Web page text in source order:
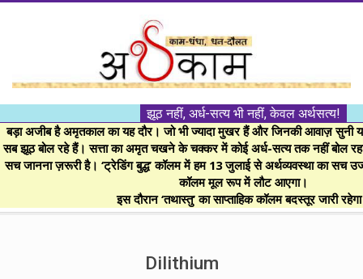
।।
अर्थकाम।।
BE
FINANCIALLY
झूठ नहीं, अर्ध-सत्य भी नहीं, केवल अर्थसत्य!
बड़ा अजीब है अमृतकाल का यह दौर। जो भी ज्यादा मुखर हैं और जिनकी आवाज़ सुनी
सब झूठ बोल रहे हैं। सत्ता का अमृत चखने के चक्कर में कोई अर्ध-सत्य तक नहीं बोल
सच जानना ज़रूरी है। ‘ट्रेडिंग बुद्ध’ कॉलम में हम 13 जुलाई से अर्थव्यवस्था का सच
कॉलम मूल रूप में लौट आएगा।
इस दौरान ‘तथास्तु’ का साप्ताहिक कॉलम बदस्तूर जारी
Dilithium